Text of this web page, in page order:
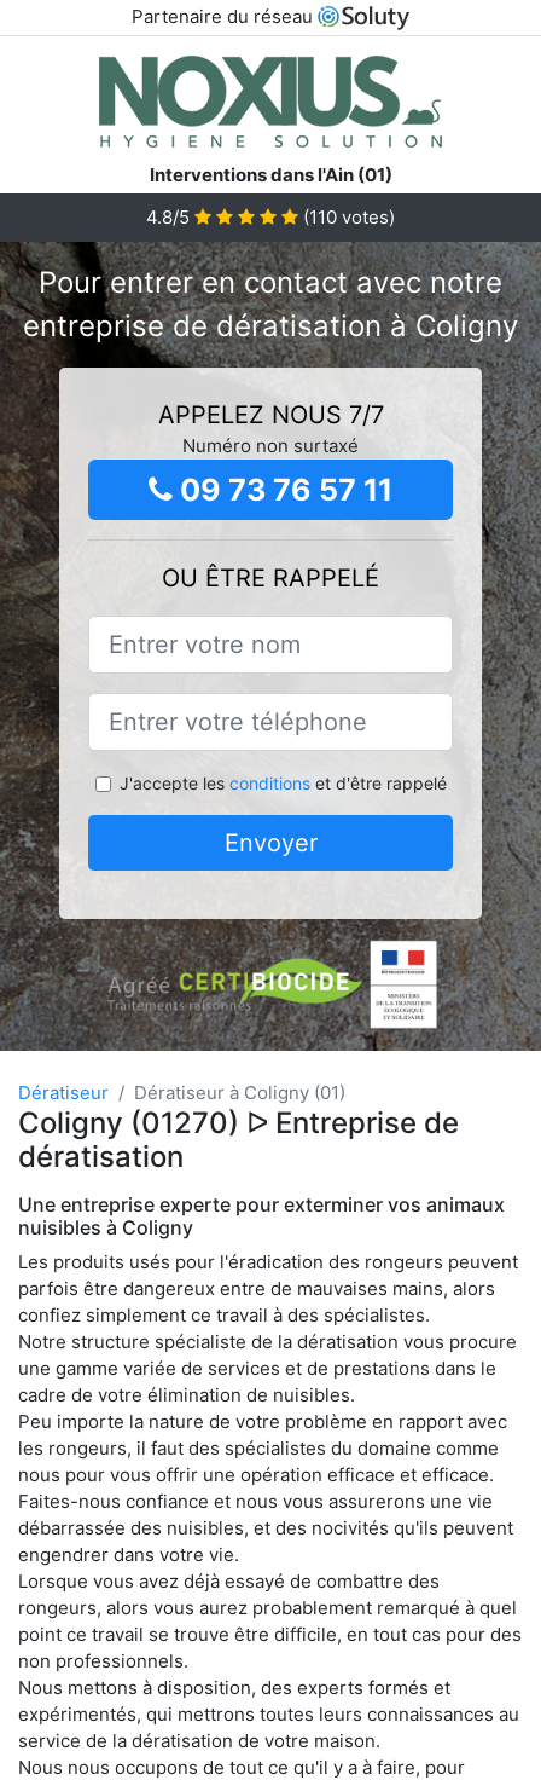
Partenaire du réseau
Interventions dans l'Ain (01)
4.8/5
(110 votes)
Pour entrer en contact avec notre
entreprise de dératisation à Coligny
APPELEZ NOUS 7/7
Numéro non surtaxé
09 73 76 57 11
OU ÊTRE RAPPELÉ
J'accepte les conditionset d'être rappelé
Envoyer
Dératiseur Dératiseur à Coligny (01)
Coligny (01270) ᐅ Entreprise de
dératisation
Une entreprise experte pour exterminer vos animaux
nuisibles à Coligny
Les produits usés pour l'éradication des rongeurs peuvent
parfois être dangereux entre de mauvaises mains, alors
confiez simplement ce travail à des spécialistes.
Notre structure spécialiste de la dératisation vous procure
une gamme variée de services et de prestations dans le
cadre de votre élimination de nuisibles.
Peu importe la nature de votre problème en rapport avec
les rongeurs, il faut des spécialistes du domaine comme
nous pour vous offrir une opération efficace et efficace.
Faites-nous confiance et nous vous assurerons une vie
débarrassée des nuisibles, et des nocivités qu'ils peuvent
engendrer dans votre vie.
Lorsque vous avez déjà essayé de combattre des
rongeurs, alors vous aurez probablement remarqué à quel
point ce travail se trouve être difficile, en tout cas pour des
non professionnels.
Nous mettons à disposition, des experts formés et
expérimentés, qui mettrons toutes leurs connaissances au
service de la dératisation de votre maison.
Nous nous occupons de tout ce qu'il y a à faire, pour